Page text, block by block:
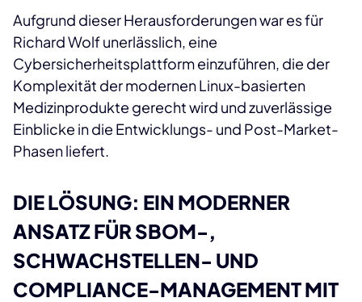
Aufgrund dieser Herausforderungen war es für
Richard Wolf unerlässlich, eine
Cybersicherheitsplattform einzuführen, die der
Komplexität der modernen Linux-basierten
Medizinprodukte gerecht wird und zuverlässige
Einblicke in die Entwicklungs- und Post-Market-
Phasen liefert.
DIE LÖSUNG: EIN MODERNER
ANSATZ FÜR SBOM-,
SCHWACHSTELLEN- UND
COMPLIANCE-MANAGEMENT MIT